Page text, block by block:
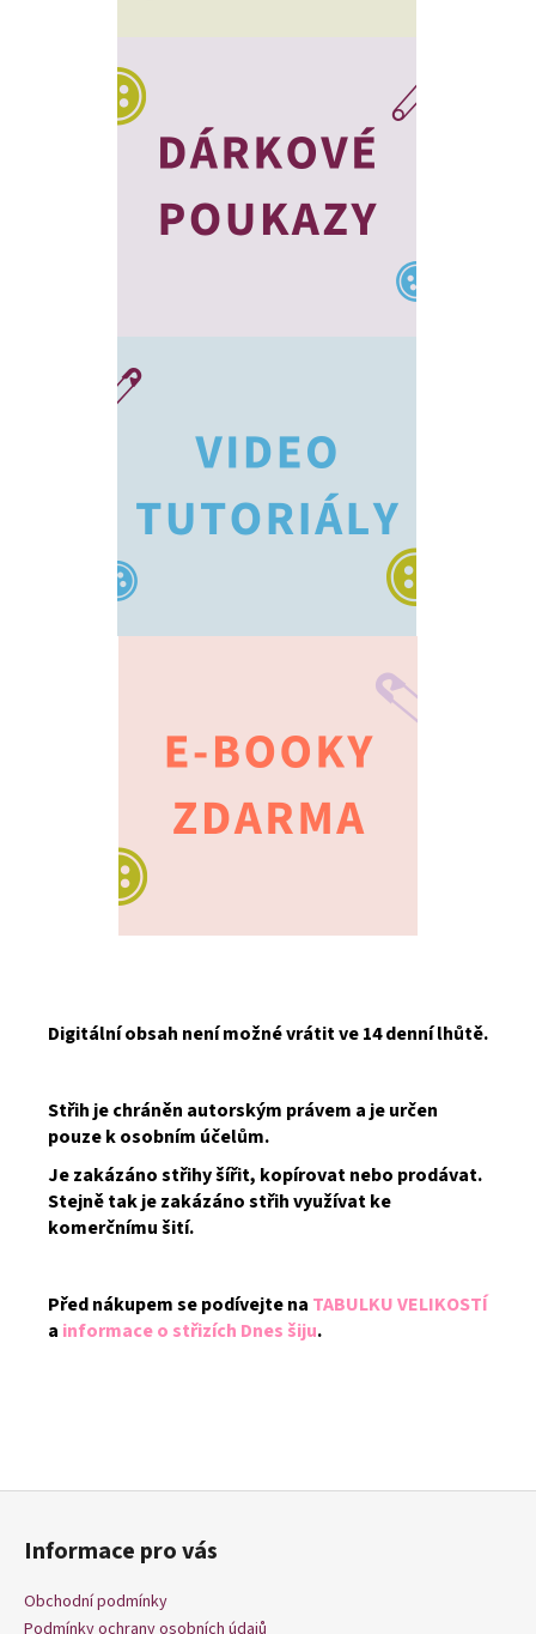
Digitální obsah není možné vrátit ve 14 denní lhůtě.
Střih je chráněn autorským právem a je určen
pouze k osobním účelům.
Je zakázáno střihy šířit, kopírovat nebo prodávat.
Stejně tak je zakázáno střih využívat ke
komerčnímu šití.
Před nákupem se podívejte na TABULKU VELIKOSTÍ
a informace o střizích Dnes šiju.
Z
Informace pro vás
Obchodní podmínky